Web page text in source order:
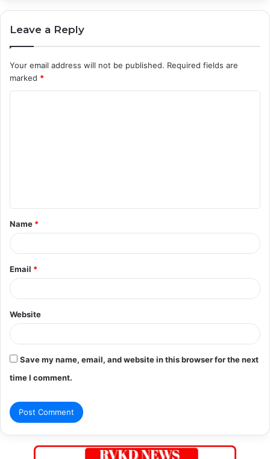
Leave a Reply
Your email address will not be published. Required fields are
marked *
t
*
Name *
Email *
Website
Save my name, email, and website in this browser for the next
time I comment.